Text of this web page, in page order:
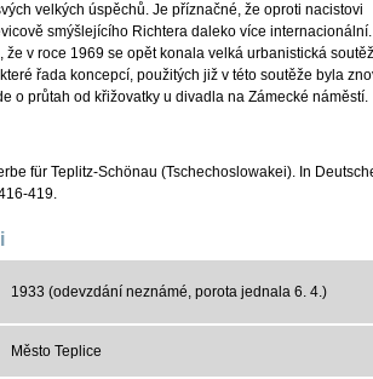
velkých úspěchů. Je příznačné, že oproti nacistovi
smýšlejícího Richtera daleko více internacionální.
že v roce 1969 se opět konala velká urbanistická
řada koncepcí, použitých již v této soutěže byla
o průtah od křižovatky u divadla na Zámecké náměstí.
für Teplitz-Schönau (Tschechoslowakei). In
419.
1933 (odevzdání neznámé, porota jednala 6. 4.)
Město Teplice